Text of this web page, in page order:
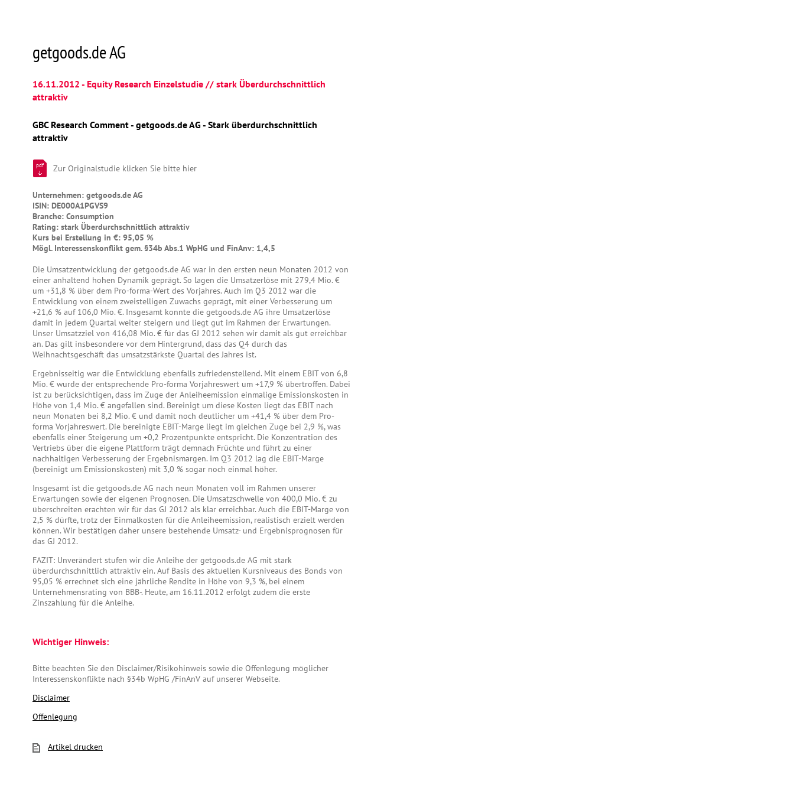
getgoods.de AG
16.11.2012 - Equity Research Einzelstudie // stark Überdurchschnittlich
attraktiv
GBC Research Comment - getgoods.de AG - Stark überdurchschnittlich
attraktiv
pdf Zur Originalstudie klicken Sie bitte hier
Unternehmen: getgoods.de AG
ISIN: DE000A1PGVS9
Branche: Consumption
Rating: stark Überdurchschnittlich attraktiv
Kurs bei Erstellung in €: 95,05 %
Mögl. Interessenskonflikt gem. §34b Abs.1 WpHG und FinAnv: 1,4,5
Die Umsatzentwicklung der getgoods.de AG war in den ersten neun Monaten 2012 von
einer anhaltend hohen Dynamik geprägt. So lagen die Umsatzerlöse mit 279,4 Mio. €
um +31,8 % über dem Pro-forma-Wert des Vorjahres. Auch im Q3 2012 war die
Entwicklung von einem zweistelligen Zuwachs geprägt, mit einer Verbesserung um
+21,6 % auf 106,0 Mio. €. Insgesamt konnte die getgoods.de AG ihre Umsatzerlöse
damit in jedem Quartal weiter steigern und liegt gut im Rahmen der Erwartungen.
Unser Umsatzziel von 416,08 Mio. € für das GJ 2012 sehen wir damit als gut erreichbar
an. Das gilt insbesondere vor dem Hintergrund, dass das Q4 durch das
Weihnachtsgeschäft das umsatzstärkste Quartal des Jahres ist.
Ergebnisseitig war die Entwicklung ebenfalls zufriedenstellend. Mit einem EBIT von 6,8
Mio. € wurde der entsprechende Pro-forma Vorjahreswert um +17,9 % übertroffen. Dabei
ist zu berücksichtigen, dass im Zuge der Anleiheemission einmalige Emissionskosten in
Höhe von 1,4 Mio. € angefallen sind. Bereinigt um diese Kosten liegt das EBIT nach
neun Monaten bei 8,2 Mio. € und damit noch deutlicher um +41,4 % über dem Pro-
forma Vorjahreswert. Die bereinigte EBIT-Marge liegt im gleichen Zuge bei 2,9 %, was
ebenfalls einer Steigerung um +0,2 Prozentpunkte entspricht. Die Konzentration des
Vertriebs über die eigene Plattform trägt demnach Früchte und führt zu einer
nachhaltigen Verbesserung der Ergebnismargen. Im Q3 2012 lag die EBIT-Marge
(bereinigt um Emissionskosten) mit 3,0 % sogar noch einmal höher.
Insgesamt ist die getgoods.de AG nach neun Monaten voll im Rahmen unserer
Erwartungen sowie der eigenen Prognosen. Die Umsatzschwelle von 400,0 Mio. € zu
überschreiten erachten wir für das GJ 2012 als klar erreichbar. Auch die EBIT-Marge von
2,5 % dürfte, trotz der Einmalkosten für die Anleiheemission, realistisch erzielt werden
können. Wir bestätigen daher unsere bestehende Umsatz- und Ergebnisprognosen für
das GJ 2012.
FAZIT: Unverändert stufen wir die Anleihe der getgoods.de AG mit stark
überdurchschnittlich attraktiv ein. Auf Basis des aktuellen Kursniveaus des Bonds von
95,05 % errechnet sich eine jährliche Rendite in Höhe von 9,3 %, bei einem
Unternehmensrating von BBB-. Heute, am 16.11.2012 erfolgt zudem die erste
Zinszahlung für die Anleihe.
Wichtiger Hinweis:
Bitte beachten Sie den Disclaimer/Risikohinweis sowie die Offenlegung möglicher
Interessenskonflikte nach §34b WpHG /FinAnV auf unserer Webseite.
Disclaimer
Offenlegung
Artikel drucken